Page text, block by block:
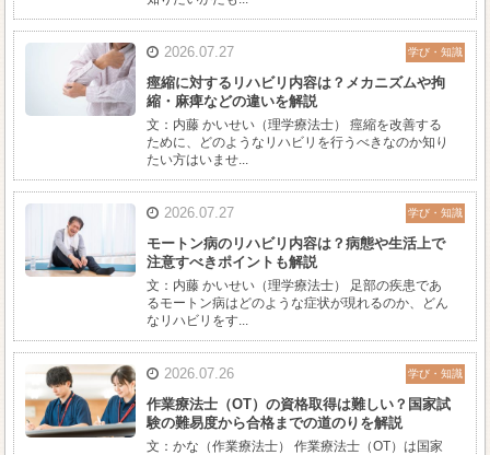
2026.07.27 学び・知識
痙縮に対するリハビリ内容は？メカニズムや拘
縮・麻痺などの違いを解説
文：内藤 かいせい（理学療法士） 痙縮を改善する
ために、どのようなリハビリを行うべきなのか知り
たい方はいませ...
2026.07.27 学び・知識
モートン病のリハビリ内容は？病態や生活上で
注意すべきポイントも解説
文：内藤 かいせい（理学療法士） 足部の疾患であ
るモートン病はどのような症状が現れるのか、どん
なリハビリをす...
2026.07.26 学び・知識
作業療法士（OT）の資格取得は難しい？国家試
験の難易度から合格までの道のりを解説
文：かな（作業療法士） 作業療法士（OT）は国家